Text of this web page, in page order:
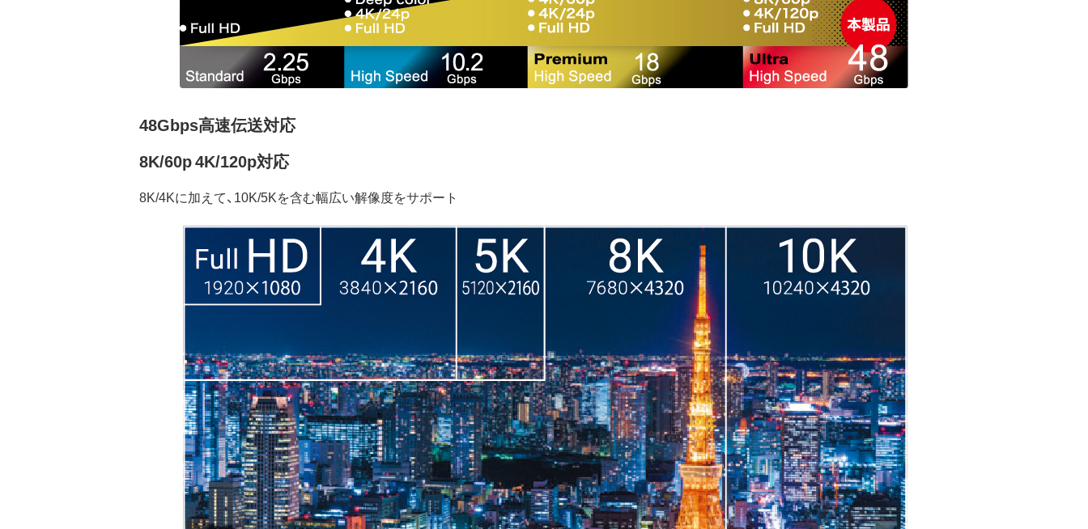
48Gbps高速伝送対応
8K/60p 4K/120p対応
8K/4Kに加えて、10K/5Kを含む幅広い解像度をサポート